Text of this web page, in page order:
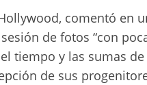
comentó en
de fotos “con
tiempo y las sumas
de sus